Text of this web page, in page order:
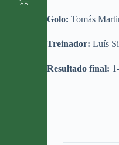
Golo: Tomás
Treinador: Luís
Resultado final: